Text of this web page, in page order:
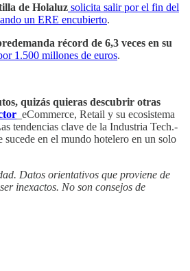
de Holaluz solicita salir por el fin del
un ERE encubierto.
récord de 6,3 veces en su
1.500 millones de euros.
quizás quieras descubrir otras
_eCommerce, Retail y su ecosistema
tendencias clave de la Industria Tech.-
sucede en el mundo hotelero en un solo
Datos orientativos que proviene de
inexactos. No son consejos de